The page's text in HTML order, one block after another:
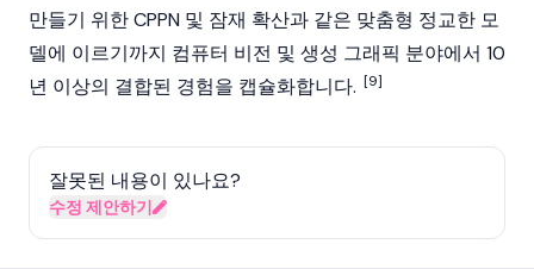
만들기 위한 CPPN 및 잠재 확산과 같은 맞춤형 정교한 모
델에 이르기까지 컴퓨터 비전 및 생성 그래픽 분야에서 10
년 이상의 결합된 경험을 캡슐화합니다. [9]
잘못된 내용이 있나요?
수정 제안하기